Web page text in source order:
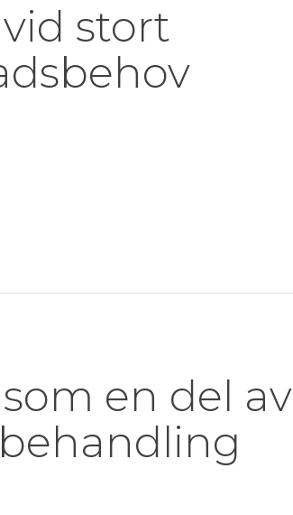
stort
en del